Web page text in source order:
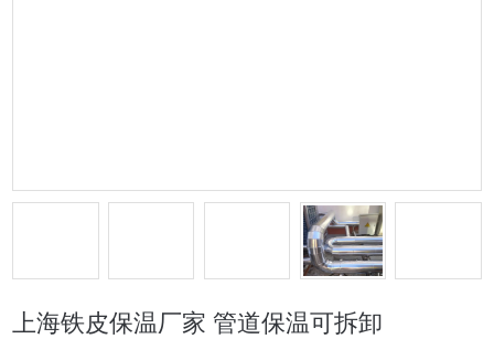
上海铁皮保温厂家 管道保温可拆卸